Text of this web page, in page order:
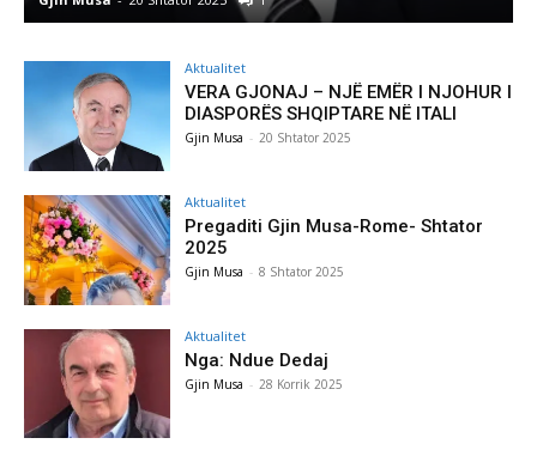
Aktualitet
VERA GJONAJ – NJË EMËR I NJOHUR I
DIASPORËS SHQIPTARE NË ITALI
Gjin Musa - 20 Shtator 2025
Aktualitet
Pregaditi Gjin Musa-Rome- Shtator
2025
Gjin Musa - 8 Shtator 2025
Aktualitet
Nga: Ndue Dedaj
Gjin Musa - 28 Korrik 2025